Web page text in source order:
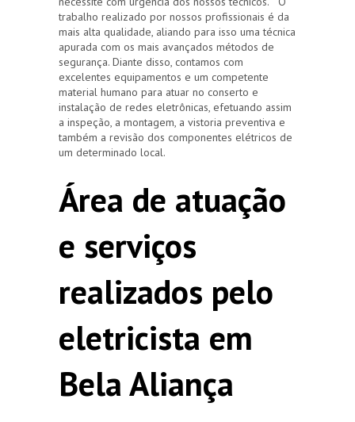
trabalho realizado por nossos profissionais é da
mais alta qualidade, aliando para isso uma técnica
apurada com os mais avançados métodos de
segurança. Diante disso, contamos com
excelentes equipamentos e um competente
material humano para atuar no conserto e
instalação de redes eletrônicas, efetuando assim
a inspeção, a montagem, a vistoria preventiva e
também a revisão dos componentes elétricos de
um determinado local.
Área de atuação
e serviços
realizados pelo
eletricista em
Bela Aliança